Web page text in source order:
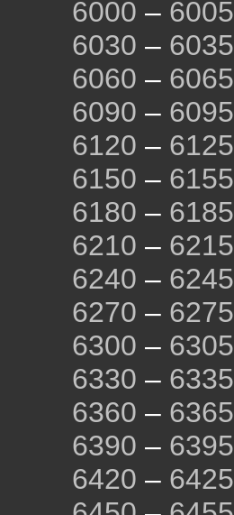
6000 – 6005
6030 – 6035
6060 – 6065
6090 – 6095
6120 – 6125
6150 – 6155
6180 – 6185
6210 – 6215
6240 – 6245
6270 – 6275
6300 – 6305
6330 – 6335
6360 – 6365
6390 – 6395
6420 – 6425